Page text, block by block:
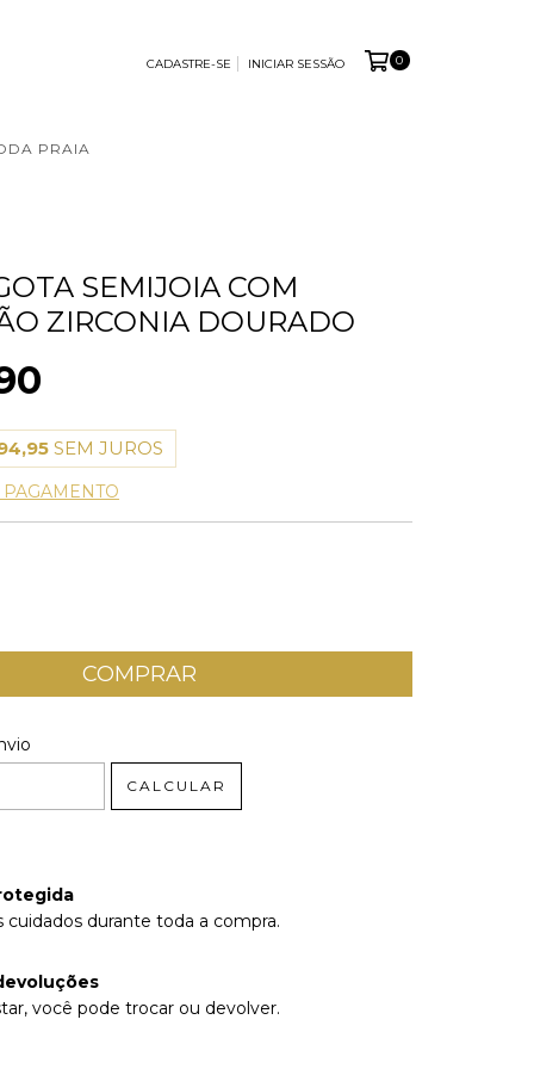
CADASTRE-SE INICIAR SESSÃO 0
PRAIA
SEMIJOIA COM
ZIRCONIA DOURADO
SEM JUROS
CALCULAR
cuidados durante toda a compra.
você pode trocar ou devolver.